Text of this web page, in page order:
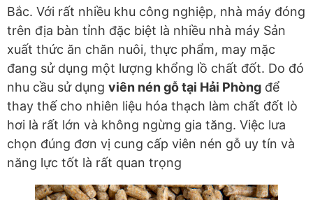
Bắc. Với rất nhiều khu công nghiệp, nhà máy đóng
trên địa bàn tỉnh đặc biệt là nhiều nhà máy Sản
xuất thức ăn chăn nuôi, thực phẩm, may mặc
đang sử dụng một lượng khổng lồ chất đốt. Do đó
nhu cầu sử dụng viên nén gỗ tại Hải Phòng để
thay thế cho nhiên liệu hóa thạch làm chất đốt lò
hơi là rất lớn và không ngừng gia tăng. Việc lưa
chọn đúng đơn vị cung cấp viên nén gỗ uy tín và
năng lực tốt là rất quan trọng